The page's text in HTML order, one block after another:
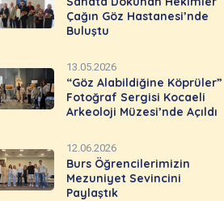
Çağın Göz Hastanesi’nde
Buluştu
13.05.2026
“Göz Alabildiğine Köprüler”
Fotoğraf Sergisi Kocaeli
Arkeoloji Müzesi’nde Açıldı
12.06.2026
Burs Öğrencilerimizin
Mezuniyet Sevincini
Paylaştık